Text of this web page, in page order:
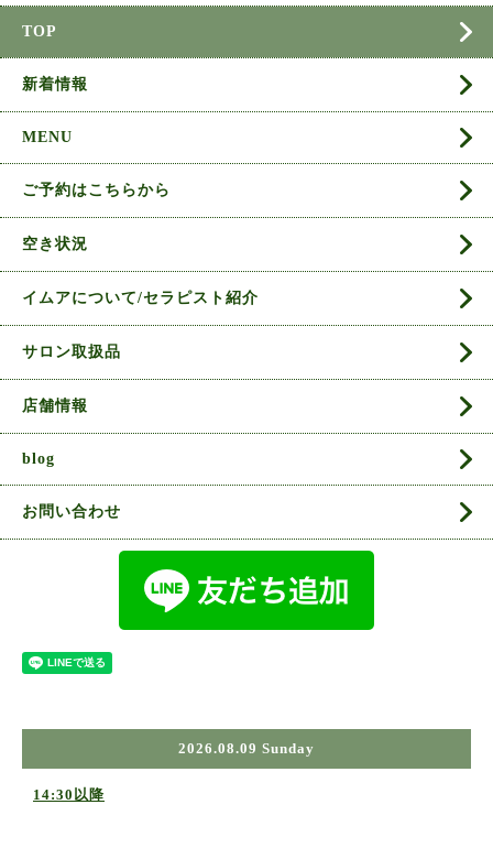
TOP
新着情報
MENU
ご予約はこちらから
空き状況
イムアについて/セラピスト紹介
サロン取扱品
店舗情報
blog
お問い合わせ
2026.08.09 Sunday
14:30以降